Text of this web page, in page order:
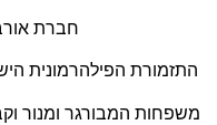
חברת
התזמורת הפילהרמונית
משפחות המבורגר ומנור